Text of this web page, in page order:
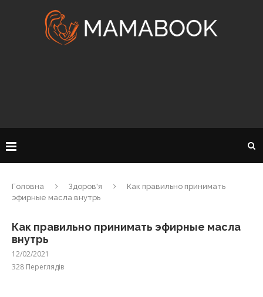
Головна Здоров'я
Как правильно принимать
эфирные масла внутрь
Как правильно принимать эфирные масла
внутрь
12/02/2021
328 Переглядів